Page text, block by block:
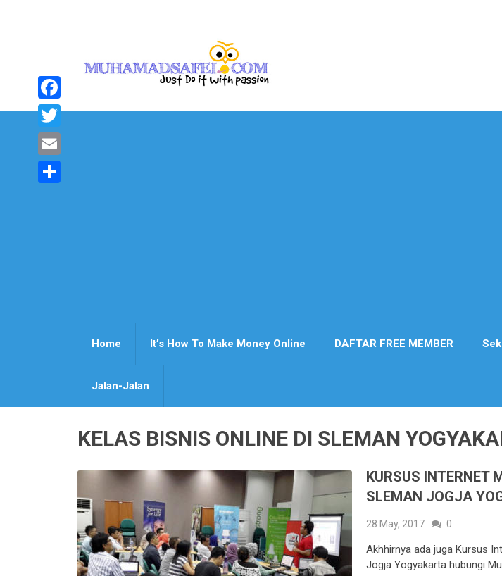
Home It’s How To Make Money Online DAFTAR FREE MEMBER
Jalan-Jalan
KELAS BISNIS ONLINE DI SLEMAN
KURSUS INTERNET
SLEMAN JOGJA
28 May, 2017 0
Akhhirnya ada juga Kursus
Jogja Yogyakarta hubungi
Facebook
Twitter
Email